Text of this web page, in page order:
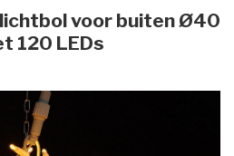
voor buiten Ø40
120 LEDs